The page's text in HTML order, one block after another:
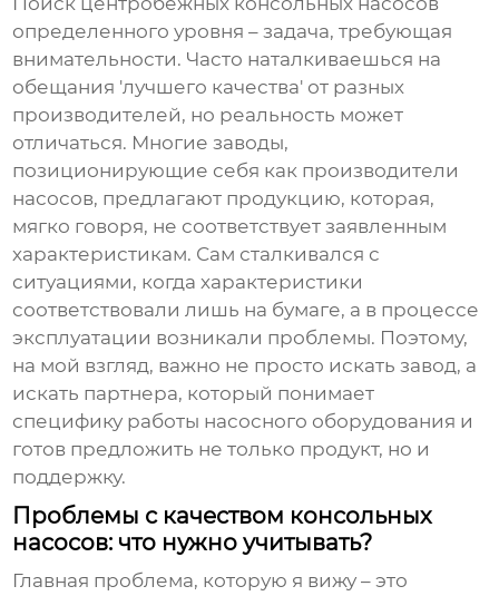
определенного уровня – задача, требующая
внимательности. Часто наталкиваешься на
обещания 'лучшего качества' от разных
производителей, но реальность может
отличаться. Многие заводы,
позиционирующие себя как производители
насосов, предлагают продукцию, которая,
мягко говоря, не соответствует заявленным
характеристикам. Сам сталкивался с
ситуациями, когда характеристики
соответствовали лишь на бумаге, а в процессе
эксплуатации возникали проблемы. Поэтому,
на мой взгляд, важно не просто искать завод, а
искать партнера, который понимает
специфику работы насосного оборудования и
готов предложить не только продукт, но и
поддержку.
Проблемы с качеством консольных
насосов: что нужно учитывать?
Главная проблема, которую я вижу – это